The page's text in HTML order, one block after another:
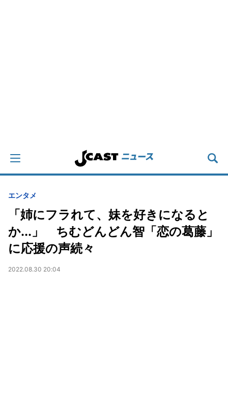
エンタメ
「姉にフラれて、妹を好きになると
か...」 ちむどんどん智「恋の葛藤」
に応援の声続々
2022.08.30 20:04